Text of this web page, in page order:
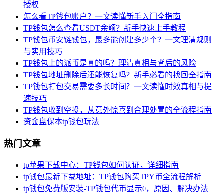
授权
怎么看TP钱包账户？一文读懂新手入门全指南
TP钱包怎么查看USDT余额？新手快速上手教程
TP钱包币安链钱包，最多能创建多少个？一文理清规则
与实用技巧
TP钱包上的派币是真的吗？理清真相与背后的风险
TP钱包地址删除后还能恢复吗？新手必看的找回全指南
TP钱包打包交易需要多长时间？一文读懂时效真相与提
速技巧
TP钱包收到空投，从意外惊喜到合理处置的全流程指南
资金盘保本tp钱包玩法
热门文章
tp苹果下载中心：TP钱包如何认证，详细指南
tp钱包最新下载地址：TP钱包购买TPY币全流程解析
tp钱包免费版安装-TP钱包代币显示0，原因、解决办法